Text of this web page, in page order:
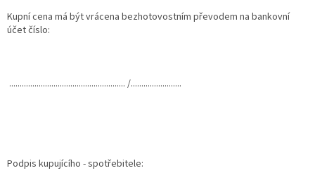
Kupní cena má být vrácena bezhotovostním převodem na bankovní
účet číslo:
....................................................... /........................
Podpis kupujícího - spotřebitele: